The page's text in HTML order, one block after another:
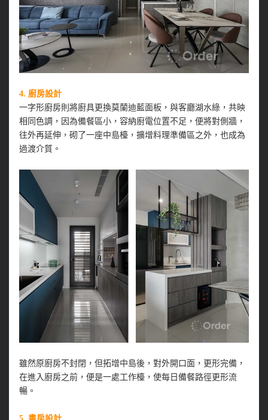
4. 廚房設計
一字形廚房則將廚具更換莫蘭迪藍面板，與客廳湖水綠，共映
相同色調，因為備餐區小，容納廚電位置不足，便將對側牆，
往外再延伸，砌了一座中島檯，擴增料理準備區之外，也成為
過渡介質。
雖然原廚房不封閉，但拓增中島後，對外開口面，更形完備，
在進入廚房之前，便是一處工作檯，使每日備餐路徑更形流
暢。